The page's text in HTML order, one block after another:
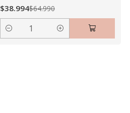
$38.994$64.990
Cantidad